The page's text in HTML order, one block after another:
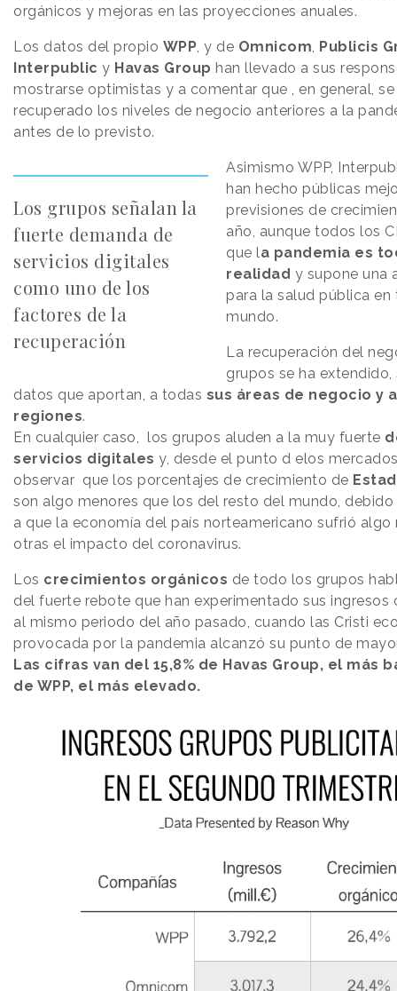
orgánicos y mejoras en las proyecciones anuales.
Los datos del propio WPP, y de Omnicom, Publicis
Interpublic y Havas Group han llevado a sus
mostrarse optimistas y a comentar que , en general, se
recuperado los niveles de negocio anteriores a la
antes de lo previsto.
Los grupos señalan la
fuerte demanda de
servicios digitales
como uno de los
factores de la
recuperación
Asimismo WPP,
han hecho públicas
previsiones de
año, aunque todos los
que la pandemia es
realidad y supone una
para la salud pública en
mundo.
La recuperación del
grupos se ha extendido,
datos que aportan, a todas sus áreas de negocio y
regiones.
En cualquier caso, los grupos aluden a la muy fuerte
servicios digitales y, desde el punto d elos
observar que los porcentajes de crecimiento de
son algo menores que los del resto del mundo,
a que la economía del país norteamericano sufrió algo
otras el impacto del coronavirus.
Los crecimientos orgánicos de todo los grupos
del fuerte rebote que han experimentado sus ingresos
al mismo periodo del año pasado, cuando las Cristi
provocada por la pandemia alcanzó su punto de
Las cifras van del 15,8% de Havas Group, el más
de WPP, el más elevado.